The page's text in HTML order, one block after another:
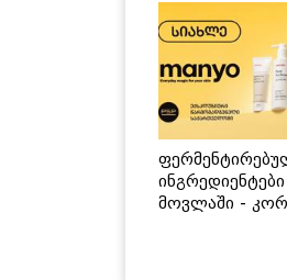
ინგრედიენტები
მოვლაში -